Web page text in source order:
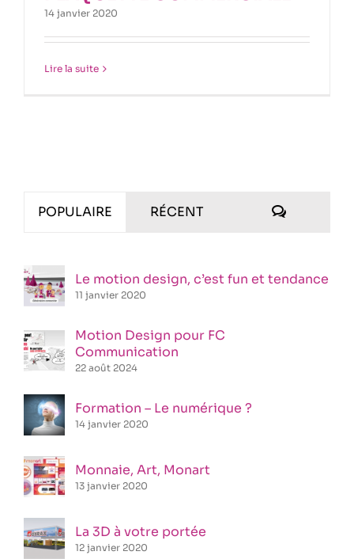
14 janvier 2020
Lire la suite
POPULAIRE RÉCENT
Le motion design, c’est fun et tendance
11 janvier 2020
Motion Design pour FC
Communication
22 août 2024
Formation – Le numérique ?
14 janvier 2020
Monnaie, Art, Monart
13 janvier 2020
La 3D à votre portée
12 janvier 2020